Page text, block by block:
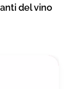
del vino